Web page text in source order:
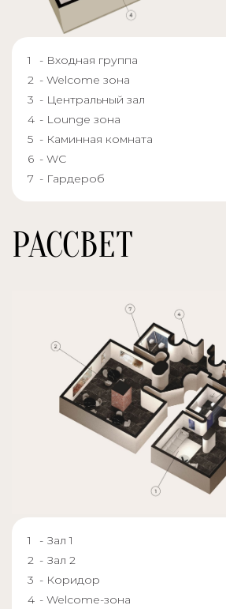
- Входная группа
- Welcome зона
- Центральный зал
- Lounge зона
- Каминная комната
- WC
- Гардероб
РАССВЕТ
- Зал 1
- Зал 2
- Коридор
- Welcome-зона